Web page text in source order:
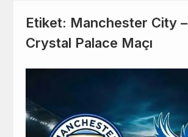
Etiket: Manchester City –
Crystal Palace Maçı